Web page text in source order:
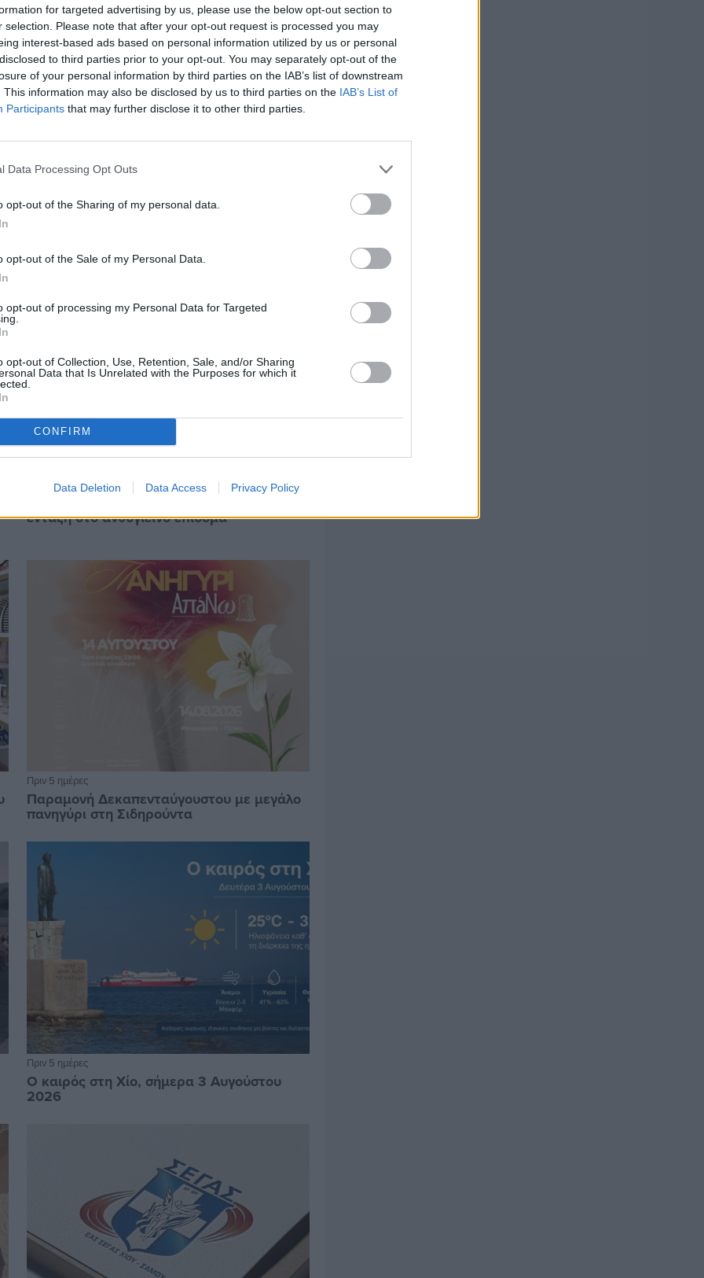
for targeted advertising by us, please use the below opt-out section to
selection. Please note that after your opt-out request is processed you may
interest-based ads based on personal information utilized by us or personal
to third parties prior to your opt-out. You may separately opt-out of the
of your personal information by third parties on the IAB’s list of downstream
This information may also be disclosed by us to third parties on the IAB’s List of
Participants that may further disclose it to other third parties.
Data Processing Opt Outs
opt-out of the Sharing of my personal data.
opt-out of the Sale of my Personal Data.
opt-out of processing my Personal Data for Targeted
opt-out of Collection, Use, Retention, Sale, and/or Sharing
Data that Is Unrelated with the Purposes for which it
CONFIRM
Data Deletion Data Access Privacy Policy
Πριν 4 ημέρες
Πριν 4 ημέρες
ένταξη στο ανθυγιεινό επίδομα
Πριν 5 ημέρες
Παραμονή Δεκαπενταύγουστου με μεγάλο
πανηγύρι στη Σιδηρούντα
Πριν 5 ημέρες
Ο καιρός στη Χίο, σήμερα 3 Αυγούστου
2026